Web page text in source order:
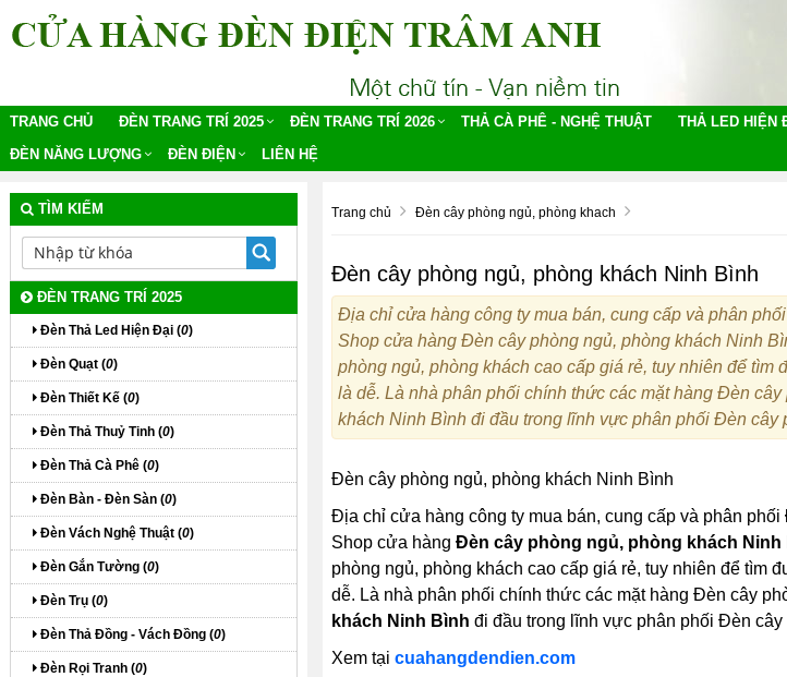
TRANG CHỦ ĐÈN TRANG TRÍ 2025 ĐÈN TRANG TRÍ 2026 THẢ CÀ PHÊ - NGHỆ THUẬT THẢ LED HIỆN
ĐÈN NĂNG LƯỢNG
ĐÈN ĐIỆN LIÊN HỆ
Trang chủ Đèn cây phòng ngủ, phòng khach
Đèn cây phòng ngủ, phòng khách Ninh Bình
Địa chỉ cửa hàng công ty mua bán, cung cấp và phân
Shop cửa hàng Đèn cây phòng ngủ, phòng khách Ninh
phòng ngủ, phòng khách cao cấp giá rẻ, tuy nhiên để
là dễ. Là nhà phân phối chính thức các mặt hàng Đèn
khách Ninh Bình đi đầu trong lĩnh vực phân phối Đèn cây
Đèn cây phòng ngủ, phòng khách Ninh Bình
Địa chỉ cửa hàng công ty mua bán, cung cấp và phân phối
Shop cửa hàng Đèn cây phòng ngủ, phòng khách Ninh
phòng ngủ, phòng khách cao cấp giá rẻ, tuy nhiên để tìm
dễ. Là nhà phân phối chính thức các mặt hàng Đèn cây
khách Ninh Bình đi đầu trong lĩnh vực phân phối Đèn
Xem tại cuahangdendien.com
TÌM KIẾM
ĐÈN TRANG TRÍ 2025
Đèn Thả Led Hiện Đại (0)
Đèn Quạt (0)
Đèn Thiết Kế (0)
Đèn Thả Thuỷ Tinh (0)
Đèn Thả Cà Phê (0)
Đèn Bàn - Đèn Sàn (0)
Đèn Vách Nghệ Thuật (0)
Đèn Gắn Tường (0)
Đèn Trụ (0)
Đèn Thả Đồng - Vách Đồng (0)
Đèn Rọi Tranh (0)